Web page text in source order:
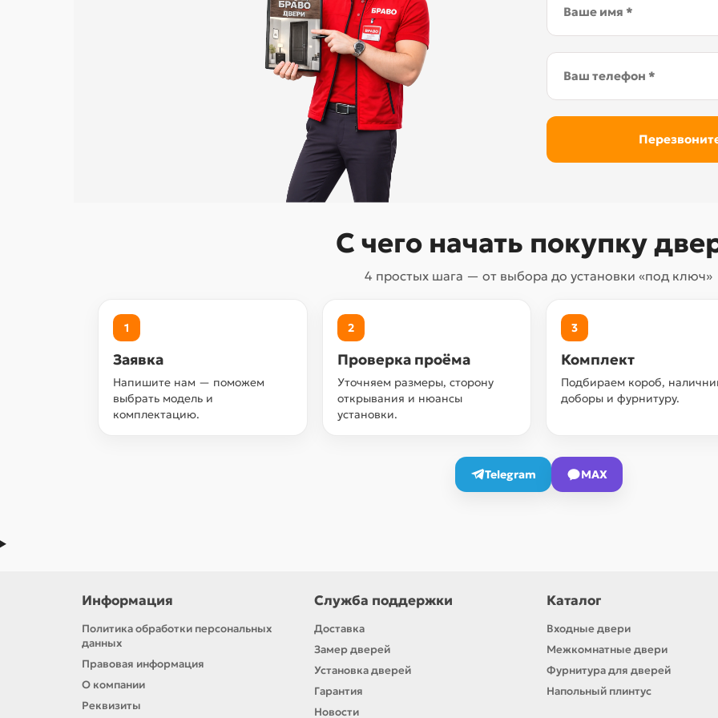
С чего начать покупку
4 простых шага — от выбора до установки «под ключ»
1
Заявка
Напишите нам — поможем
выбрать модель и
комплектацию.
2
Проверка проёма
Уточняем размеры, сторону
открывания и нюансы
установки.
3
Комплект
Подбираем короб,
доборы и фурнитуру.
Telegram MAX
Информация
Политика обработки персональных
данных
Правовая информация
О компании
Реквизиты
Служба поддержки
Доставка
Замер дверей
Установка дверей
Гарантия
Новости
Каталог
Входные двери
Межкомнатные двери
Фурнитура для дверей
Напольный плинтус